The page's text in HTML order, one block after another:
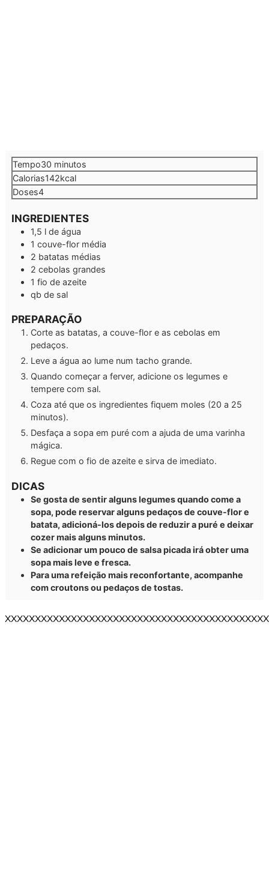
Tempo30 minutos
minutos
Calorias142kcal
Doses4
INGREDIENTES
1,5 l de água
1 couve-flor média
2 batatas médias
2 cebolas grandes
1 fio de azeite
qb de sal
PREPARAÇÃO
Corte as batatas, a couve-flor e as cebolas em
pedaços.
Leve a água ao lume num tacho grande.
Quando começar a ferver, adicione os legumes e
tempere com sal.
Coza até que os ingredientes fiquem moles (20 a 25
minutos).
Desfaça a sopa em puré com a ajuda de uma varinha
mágica.
Regue com o fio de azeite e sirva de imediato.
DICAS
Se gosta de sentir alguns legumes quando come a
sopa, pode reservar alguns pedaços de couve-flor e
batata, adicioná-los depois de reduzir a puré e deixar
cozer mais alguns minutos.
Se adicionar um pouco de salsa picada irá obter uma
sopa mais leve e fresca.
Para uma refeição mais reconfortante, acompanhe
com croutons ou pedaços de tostas.